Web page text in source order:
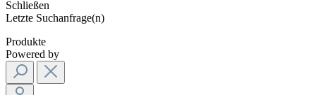
Schließen
Letzte Suchanfrage(n)
Produkte
Powered by